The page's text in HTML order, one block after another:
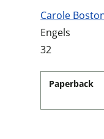
Carole
Engels
32
Paperback